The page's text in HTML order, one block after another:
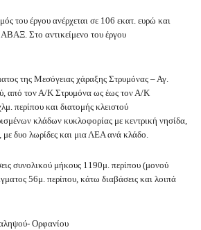
του έργου ανέρχεται σε 106 εκατ. ευρώ και
Στο αντικείμενο του έργου
της Μεσόγειας χάραξης Στρυμόνας – Αγ.
από τον Α/Κ Στρυμόνα ως έως τον Α/Κ
περίπου και διατομής κλειστού
κλάδων κυκλοφορίας με κεντρική νησίδα,
δυο λωρίδες και μια ΛΕΑ ανά κλάδο.
συνολικού μήκους 1190μ. περίπου (μονού
56μ. περίπου, κάτω διαβάσεις και λοιπά
Ορφανίου